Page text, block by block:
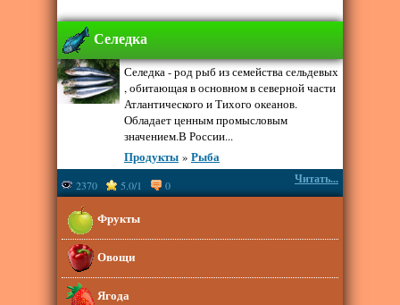
Селедка
Селедка - род рыб из семейства сельдевых
, обитающая в основном в северной части
Атлантического и Тихого океанов.
Обладает ценным промысловым
значением.В России...
Продукты » Рыба
Читать...
2370 5.0/1 0
Фрукты
Овощи
Ягода